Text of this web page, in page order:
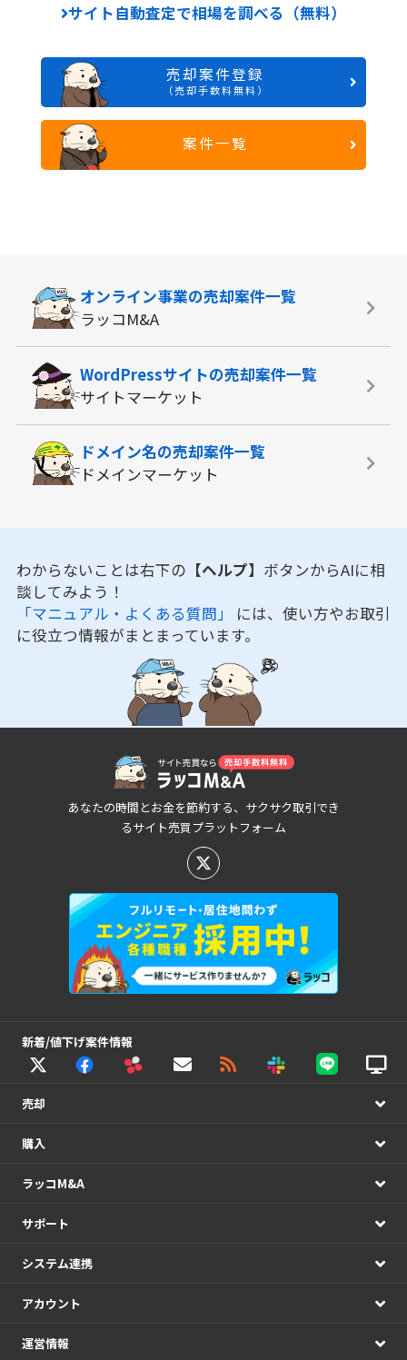
サイト自動査定で相場を調べる（無料）
売却案件登録
（売却手数料無料）
案件一覧
オンライン事業の売却案件一覧
ラッコM&A
WordPressサイトの売却案件一覧
サイトマーケット
ドメイン名の売却案件一覧
ドメインマーケット
わからないことは右下の 【ヘルプ】 ボタンからAIに相
談してみよう！
「マニュアル・よくある質問」 には、使い方やお取引
に役立つ情報がまとまっています。
あなたの時間とお金を節約する、サクサク取引でき
るサイト売買プラットフォーム
新着/値下げ案件情報
売却
購入
ラッコM&A
サポート
システム連携
アカウント
運営情報